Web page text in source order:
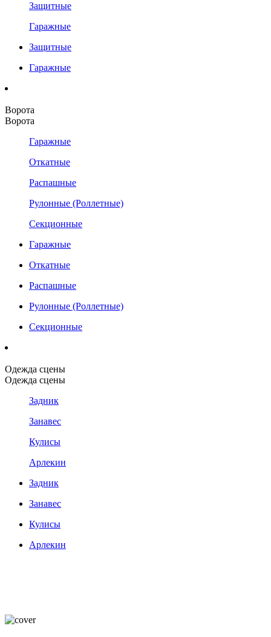
Защитные
Гаражные
Защитные
Гаражные
Ворота
Ворота
Гаражные
Откатные
Распашные
Рулонные (Роллетные)
Секционные
Гаражные
Откатные
Распашные
Рулонные (Роллетные)
Секционные
Одежда сцены
Одежда сцены
Задник
Занавес
Кулисы
Арлекин
Задник
Занавес
Кулисы
Арлекин